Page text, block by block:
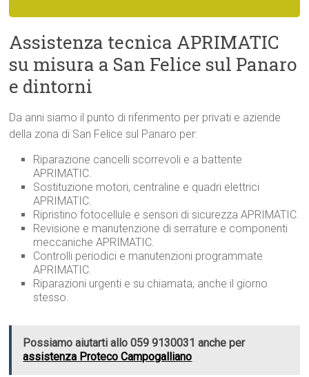
Assistenza tecnica APRIMATIC
su misura a San Felice sul Panaro
e dintorni
Da anni siamo il punto di riferimento per privati e aziende
della zona di San Felice sul Panaro per:
Riparazione cancelli scorrevoli e a battente
APRIMATIC.
Sostituzione motori, centraline e quadri elettrici
APRIMATIC.
Ripristino fotocellule e sensori di sicurezza APRIMATIC.
Revisione e manutenzione di serrature e componenti
meccaniche APRIMATIC.
Controlli periodici e manutenzioni programmate
APRIMATIC.
Riparazioni urgenti e su chiamata, anche il giorno
stesso.
Possiamo aiutarti allo 059 9130031 anche per
assistenza Proteco Campogalliano